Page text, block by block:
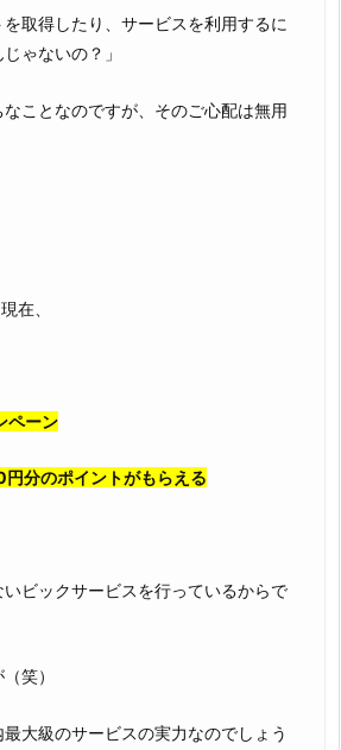
を取得したり、サービスを利用するに
ゃないの？」
ことなのですが、そのご心配は無用
在、
ペーン
分のポイントがもらえる
ビックサービスを行っているからで
笑）
大級のサービスの実力なのでしょう